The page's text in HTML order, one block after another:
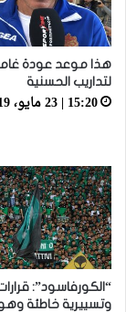
هذا موعد عودة
لتداريب الحسنية
15:20 | 23 مايو، 2019
“الكورفاسود”:
وتسييرية خاطئة